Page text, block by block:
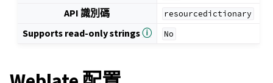
API 識別碼 resourcedictionary
Supports read-only stringsⓘ No